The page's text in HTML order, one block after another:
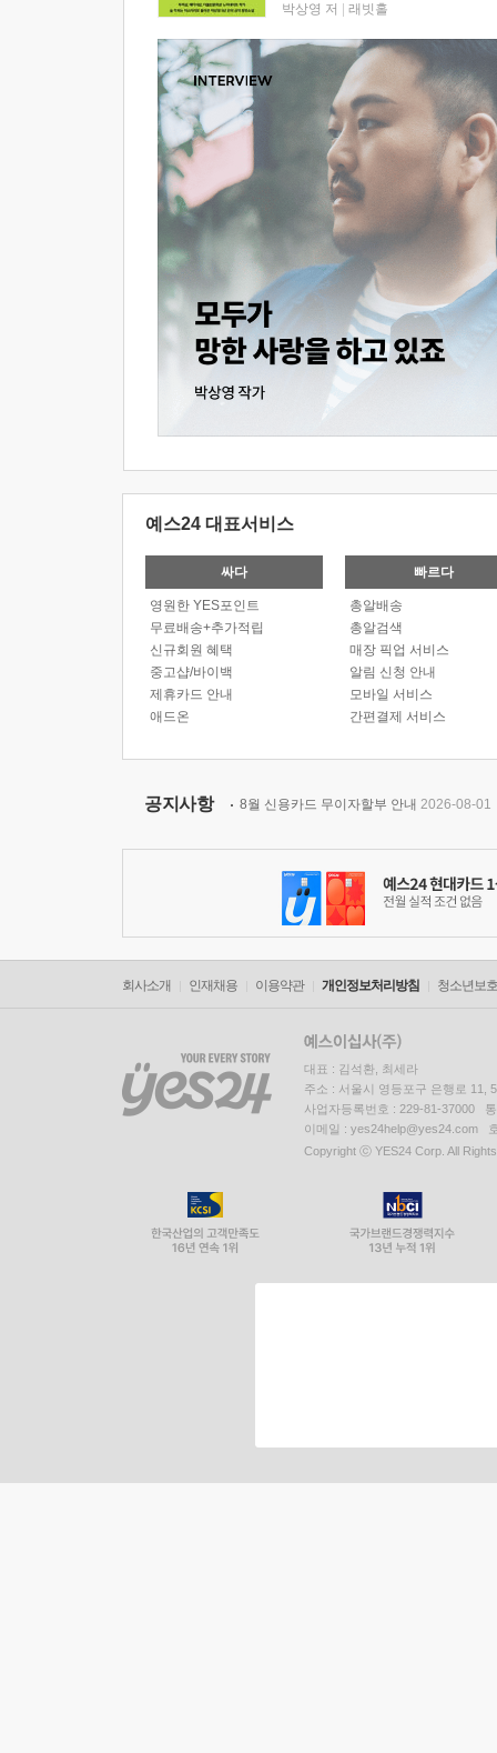
박상영 저 래빗홀
예스24 대표서비스
싸다
영원한 YES포인트
무료배송+추가적립
신규회원 혜택
중고샵/바이백
제휴카드 안내
애드온
빠르다
총알배송
총알검색
매장 픽업 서비스
알림 신청 안내
모바일 서비스
간편결제 서비스
공지사항 8월 신용카드 무이자할부 안내 2026-08-01
회사소개 인재채용 이용약관 개인정보처리방침 청소년보
대표 : 김석환, 최세라
주소 : 서울시 영등포구 은행로 11,
사업자등록번호 : 229-81-37000
이메일 : yes24help@yes24.com
Copyright ⓒ YES24 Corp. All